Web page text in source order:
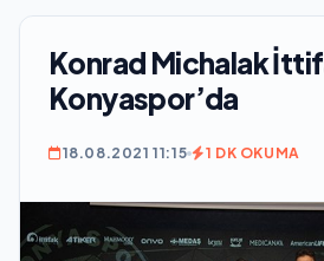
Konrad Michalak
Konyaspor’da
18.08.2021 11:15 1 DK OKUMA